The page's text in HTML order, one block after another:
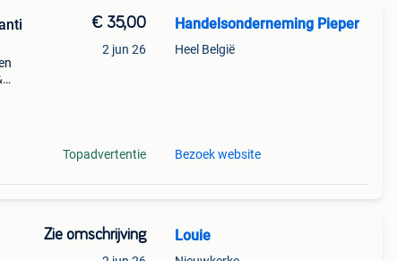
€ 35,00
2 jun 26
Topadvertentie
Handelsonderneming Pieper
Heel België
Bezoek website
Zie omschrijving Louie